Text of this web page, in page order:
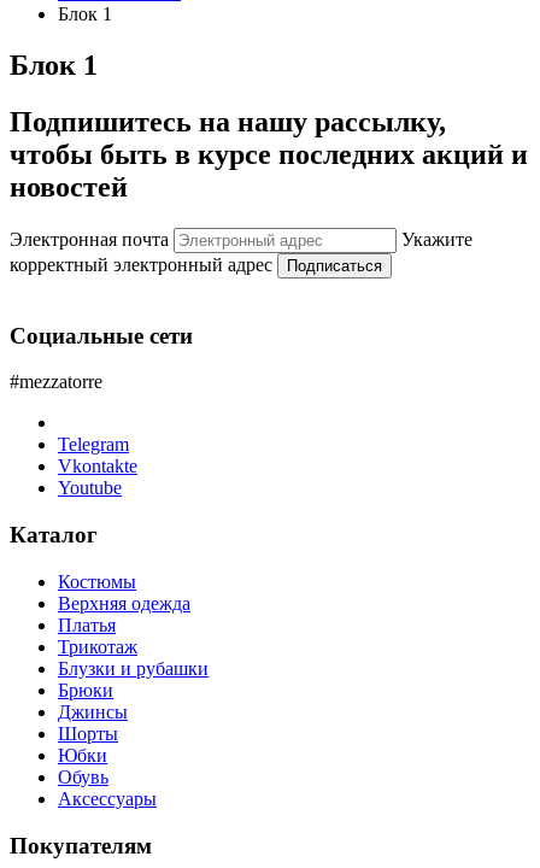
Блок 1
Блок 1
Подпишитесь на нашу рассылку,
чтобы быть в курсе последних акций и
новостей
Электронная почта
Укажите
корректный электронный адрес
Подписаться
Социальные сети
#mezzatorre
Telegram
Vkontakte
Youtube
Каталог
Костюмы
Верхняя одежда
Платья
Трикотаж
Блузки и рубашки
Брюки
Джинсы
Шорты
Юбки
Обувь
Аксессуары
Покупателям